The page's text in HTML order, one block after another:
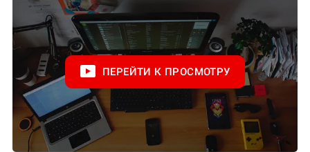
ПЕРЕЙТИ К ПРОСМОТРУ